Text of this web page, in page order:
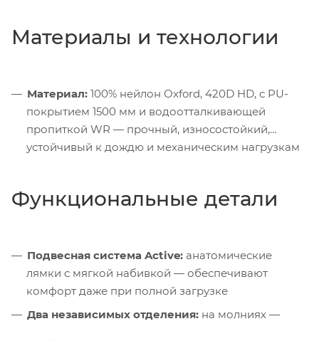
Материалы и технологии
Материал: 100% нейлон Oxford, 420D HD, с PU-
покрытием 1500 мм и водоотталкивающей
пропиткой WR — прочный, износостойкий,
устойчивый к дождю и механическим нагрузкам
Функциональные детали
Подвесная система Active: анатомические
лямки с мягкой набивкой — обеспечивают
комфорт даже при полной загрузке
Два независимых отделения: на молниях —